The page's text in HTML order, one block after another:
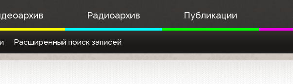
Радиоархив Публикации
Расширенный поиск записей